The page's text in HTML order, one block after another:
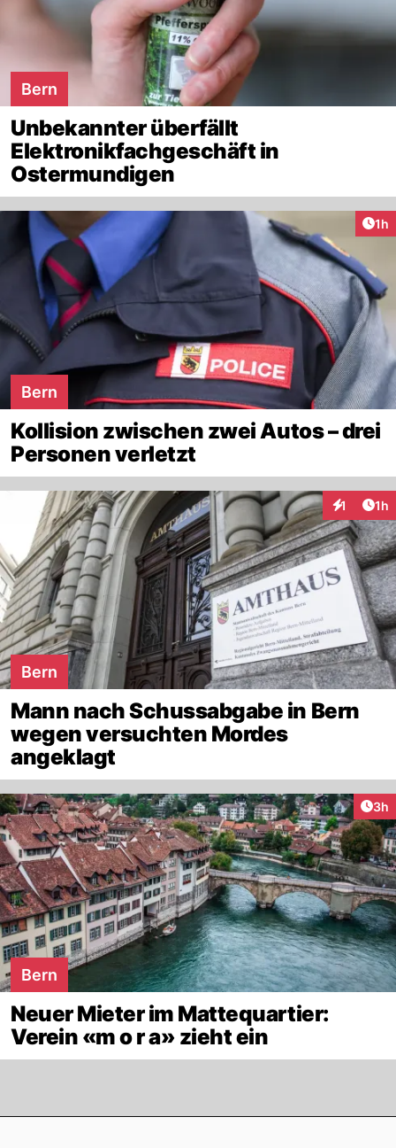
Bern
Unbekannter überfällt
Elektronikfachgeschäft in
Ostermundigen
1h
Bern
Kollision zwischen zwei Autos – drei
Personen verletzt
1 1h
Bern
Mann nach Schussabgabe in Bern
wegen versuchten Mordes
angeklagt
3h
Bern
Neuer Mieter im Mattequartier:
Verein «m o r a» zieht ein